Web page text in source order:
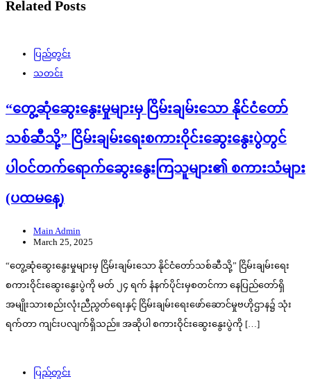
Related Posts
ပြည်တွင်း
သတင်း
“တွေ့ဆုံဆွေးနွေးမှုများမှ ငြိမ်းချမ်းသော နိုင်ငံတော်
သစ်ဆီသို့” ငြိမ်းချမ်းရေးစကားဝိုင်းဆွေးနွေးပွဲတွင်
ပါဝင်တက်ရောက်ဆွေးနွေးကြသူများ၏ စကားသံများ
(ပထမနေ့)
Main Admin
March 25, 2025
“တွေ့ဆုံဆွေးနွေးမှုများမှ ငြိမ်းချမ်းသော နိုင်ငံတော်သစ်ဆီသို့” ငြိမ်းချမ်းရေး
စကားဝိုင်းဆွေးနွေးပွဲကို မတ် ၂၄ ရက် နံနက်ပိုင်းမှစတင်ကာ နေပြည်တော်ရှိ
အမျိုးသားစည်းလုံးညီညွတ်ရေးနှင့် ငြိမ်းချမ်းရေးဖော်ဆောင်မှုဗဟိုဌာန၌ သုံး
ရက်တာ ကျင်းပလျက်ရှိသည်။ အဆိုပါ စကားဝိုင်းဆွေးနွေးပွဲကို […]
ပြည်တွင်း